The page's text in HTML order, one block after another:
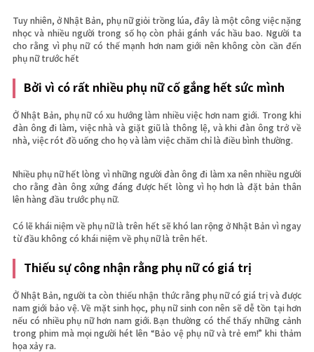
Tuy nhiên, ở Nhật Bản, phụ nữ giỏi trồng lúa, đây là một công việc nặng
nhọc và nhiều người trong số họ còn phải gánh vác hầu bao. Người ta
cho rằng vì phụ nữ có thế mạnh hơn nam giới nên không còn cần đến
phụ nữ trước hết
Bởi vì có rất nhiều phụ nữ cố gắng hết sức mình
Ở Nhật Bản, phụ nữ có xu hướng làm nhiều việc hơn nam giới. Trong khi
đàn ông đi làm, việc nhà và giặt giũ là thông lệ, và khi đàn ông trở về
nhà, việc rót đồ uống cho họ và làm việc chăm chỉ là điều bình thường.
Nhiều phụ nữ hết lòng vì những người đàn ông đi làm xa nên nhiều người
cho rằng đàn ông xứng đáng được hết lòng vì họ hơn là đặt bản thân
lên hàng đầu trước phụ nữ.
Có lẽ khái niệm về phụ nữ là trên hết sẽ khó lan rộng ở Nhật Bản vì ngay
từ đầu không có khái niệm về phụ nữ là trên hết.
Thiếu sự công nhận rằng phụ nữ có giá trị
Ở Nhật Bản, người ta còn thiếu nhận thức rằng phụ nữ có giá trị và được
nam giới bảo vệ. Về mặt sinh học, phụ nữ sinh con nên sẽ dễ tồn tại hơn
nếu có nhiều phụ nữ hơn nam giới. Bạn thường có thể thấy những cảnh
trong phim mà mọi người hét lên “Bảo vệ phụ nữ và trẻ em!” khi thảm
họa xảy ra.